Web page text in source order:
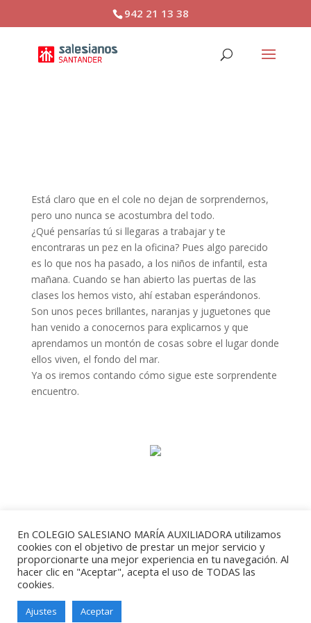
942 21 13 38
Está claro que en el cole no dejan de sorprendernos,
pero uno nunca se acostumbra del todo.
¿Qué pensarías tú si llegaras a trabajar y te
encontraras un pez en la oficina? Pues algo parecido
es lo que nos ha pasado, a los niños de infantil, esta
mañana. Cuando se han abierto las puertas de las
clases los hemos visto, ahí estaban esperándonos.
Son unos peces brillantes, naranjas y juguetones que
han venido a conocernos para explicarnos y que
aprendamos un montón de cosas sobre el lugar donde
ellos viven, el fondo del mar.
Ya os iremos contando cómo sigue este sorprendente
encuentro.
Salesianos Santander - Paseo de
En COLEGIO SALESIANO MARÍA AUXILIADORA utilizamos
cookies con el objetivo de prestar un mejor servicio y
proporcionarte una mejor experiencia en tu navegación. Al
hacer clic en "Aceptar", acepta el uso de TODAS las
cookies.
Ajustes Aceptar